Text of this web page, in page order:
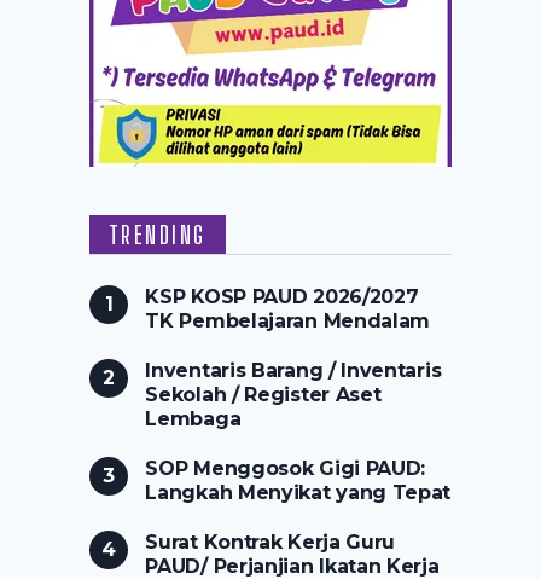
TRENDING
KSP KOSP PAUD 2026/2027
TK Pembelajaran Mendalam
Inventaris Barang / Inventaris
Sekolah / Register Aset
Lembaga
SOP Menggosok Gigi PAUD:
Langkah Menyikat yang Tepat
Surat Kontrak Kerja Guru
PAUD/ Perjanjian Ikatan Kerja